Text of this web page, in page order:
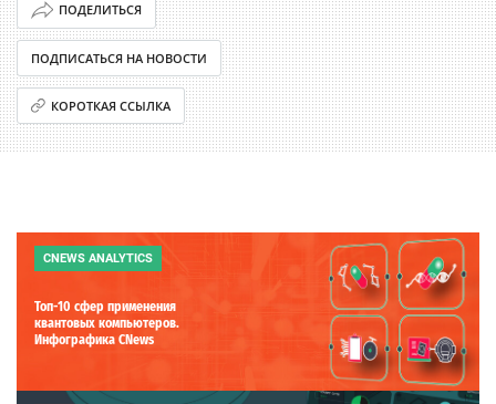
ПОДЕЛИТЬСЯ
ПОДПИСАТЬСЯ НА НОВОСТИ
КОРОТКАЯ ССЫЛКА
CNEWS ANALYTICS
Топ-10 сфер применения
квантовых компьютеров.
Инфографика CNews